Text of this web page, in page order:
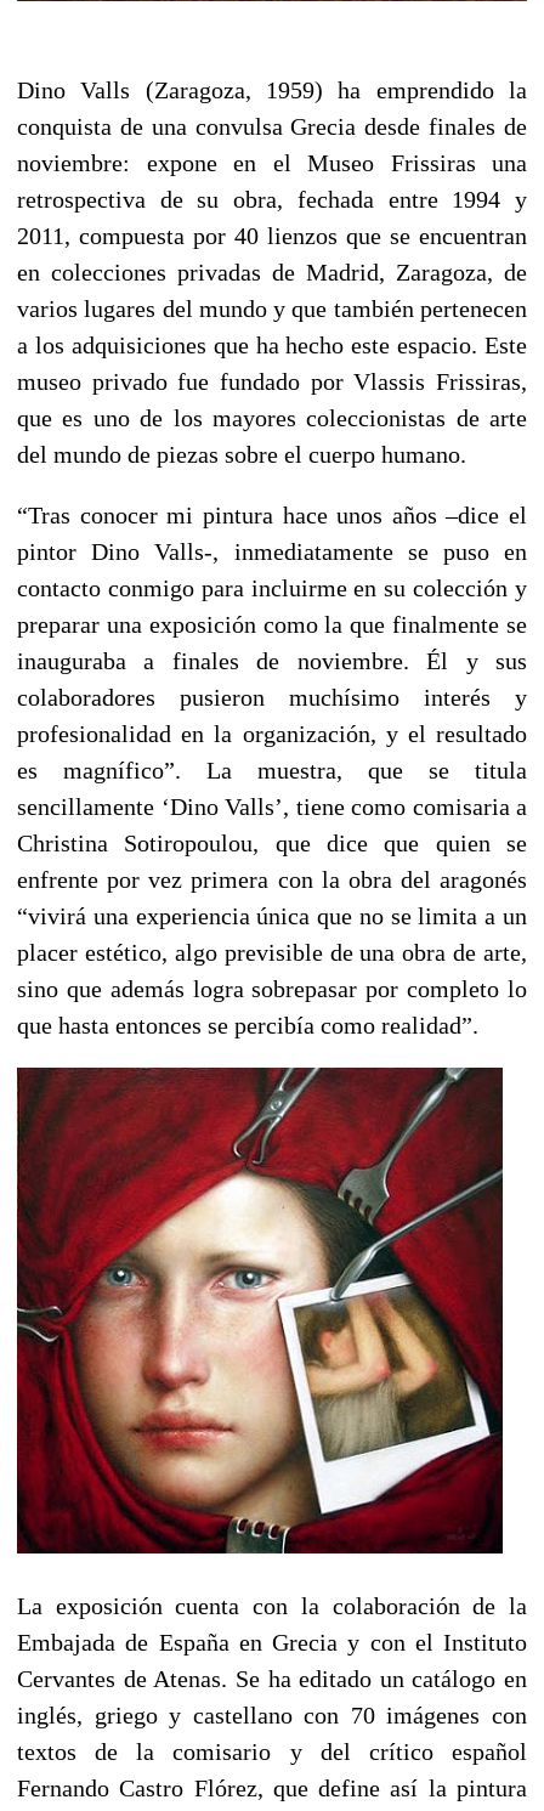
Dino Valls (Zaragoza, 1959) ha emprendido la
conquista de una convulsa Grecia desde finales de
noviembre: expone en el Museo Frissiras una
retrospectiva de su obra, fechada entre 1994 y
2011, compuesta por 40 lienzos que se encuentran
en colecciones privadas de Madrid, Zaragoza, de
varios lugares del mundo y que también pertenecen
a los adquisiciones que ha hecho este espacio. Este
museo privado fue fundado por Vlassis Frissiras,
que es uno de los mayores coleccionistas de arte
del mundo de piezas sobre el cuerpo humano.
“Tras conocer mi pintura hace unos años –dice el
pintor Dino Valls-, inmediatamente se puso en
contacto conmigo para incluirme en su colección y
preparar una exposición como la que finalmente se
inauguraba a finales de noviembre. Él y sus
colaboradores pusieron muchísimo interés y
profesionalidad en la organización, y el resultado
es magnífico”. La muestra, que se titula
sencillamente ‘Dino Valls’, tiene como comisaria a
Christina Sotiropoulou, que dice que quien se
enfrente por vez primera con la obra del aragonés
“vivirá una experiencia única que no se limita a un
placer estético, algo previsible de una obra de arte,
sino que además logra sobrepasar por completo lo
que hasta entonces se percibía como realidad”.
La exposición cuenta con la colaboración de la
Embajada de España en Grecia y con el Instituto
Cervantes de Atenas. Se ha editado un catálogo en
inglés, griego y castellano con 70 imágenes con
textos de la comisario y del crítico español
Fernando Castro Flórez, que define así la pintura